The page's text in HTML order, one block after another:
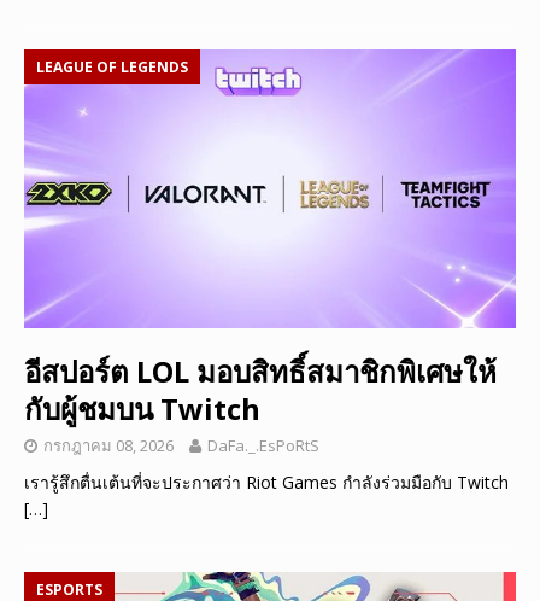
LEAGUE OF LEGENDS
อีสปอร์ต LOL มอบสิทธิ์สมาชิกพิเศษให้
กับผู้ชมบน Twitch
กรกฎาคม 08, 2026 DaFa._.EsPoRtS
เรารู้สึกตื่นเต้นที่จะประกาศว่า Riot Games กำลังร่วมมือกับ Twitch
[…]
ESPORTS